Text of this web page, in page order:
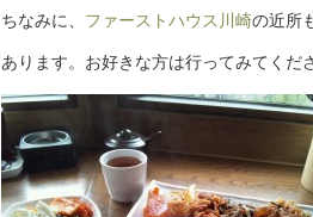
ちなみに、 ファーストハウス川崎の近所
あります。お好きな方は行ってみてくだ